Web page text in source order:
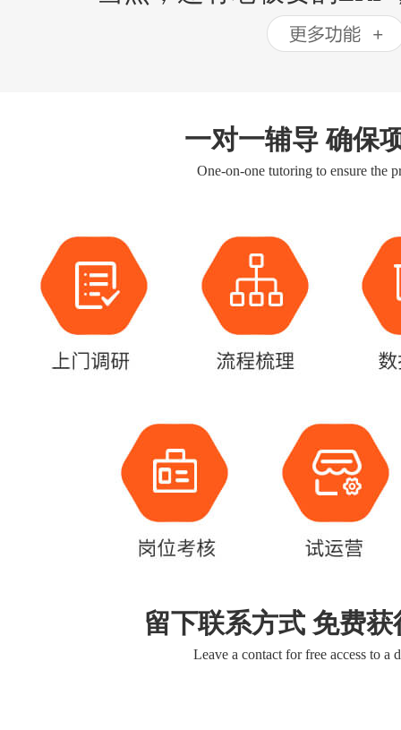
一对一辅导 确保
One-on-one tutoring to ensure the
留下联系方式 免费
Leave a contact for free access to a